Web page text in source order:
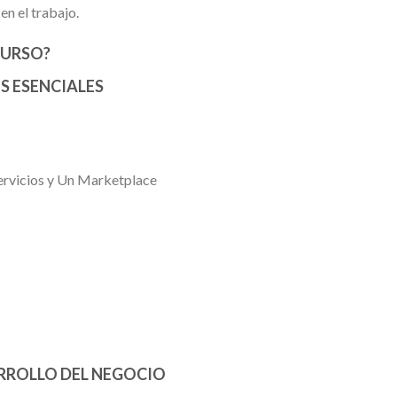
el trabajo.
ESENCIALES
y Un Marketplace
DEL NEGOCIO